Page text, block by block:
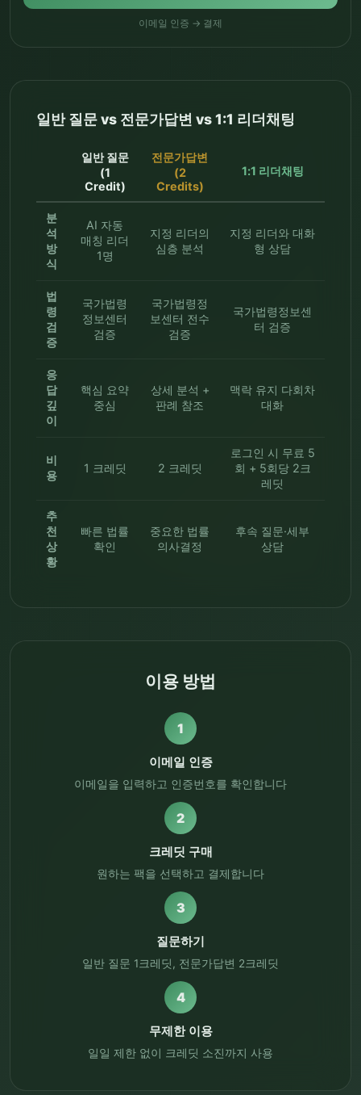
이메일 인증 → 결제
일반 질문 vs 전문가답변 vs 1:1 리더채팅
일반 질문
(1
Credit)
전문가답변
(2
Credits)
1:1 리더채팅
분
석
방
식
AI 자동
매칭 리더
1명
지정 리더의
심층 분석
지정 리더와 대화
형 상담
법
령
검
증
국가법령
정보센터
검증
국가법령정
보센터 전수
검증
국가법령정보센
터 검증
응
답
깊
이
핵심 요약
중심
상세 분석 +
판례 참조
맥락 유지 다회차
대화
비
용
1 크레딧 2 크레딧
로그인 시 무료 5
회 + 5회당 2크
레딧
추
천
상
황
빠른 법률
확인
중요한 법률
의사결정
후속 질문·세부
상담
이용 방법
1
이메일 인증
이메일을 입력하고 인증번호를 확인합니다
2
크레딧 구매
원하는 팩을 선택하고 결제합니다
3
질문하기
일반 질문 1크레딧, 전문가답변 2크레딧
4
무제한 이용
일일 제한 없이 크레딧 소진까지 사용